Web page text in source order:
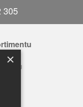
305
×